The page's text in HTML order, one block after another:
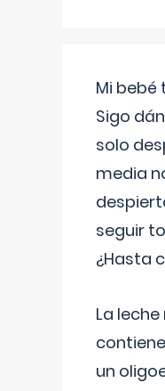
Mi bebé
Sigo
solo
media
seguir
¿Hasta
La
un